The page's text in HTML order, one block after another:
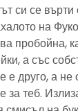
си се
на
пробойна,
а със
е друго, а
за теб.